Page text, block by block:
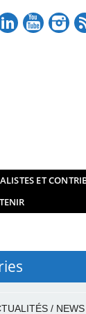
ET
/ NEWS